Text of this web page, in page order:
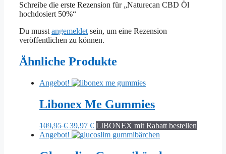
Schreibe die erste Rezension für „Naturecan CBD Öl
hochdosiert 50%“
Du musst angemeldet sein, um eine Rezension
veröffentlichen zu können.
Ähnliche Produkte
Angebot!
Libonex Me Gummies
109,95€ Ursprünglicher
Preis
109,95 €
39,97 €Aktueller
Preis
39,97 €.
LIBONEX mit Rabatt bestellen
Angebot!